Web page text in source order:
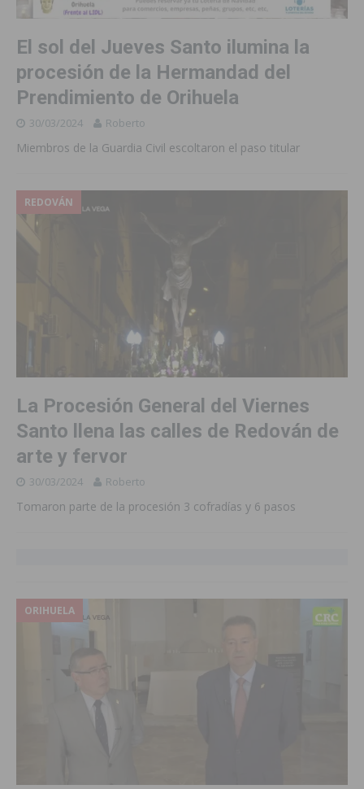
El sol del Jueves Santo ilumina la
procesión de la Hermandad del
Prendimiento de Orihuela
30/03/2024 Roberto
Miembros de la Guardia Civil escoltaron el paso titular
REDOVÁN
La Procesión General del Viernes
Santo llena las calles de Redován de
arte y fervor
30/03/2024 Roberto
Tomaron parte de la procesión 3 cofradías y 6 pasos
ORIHUELA